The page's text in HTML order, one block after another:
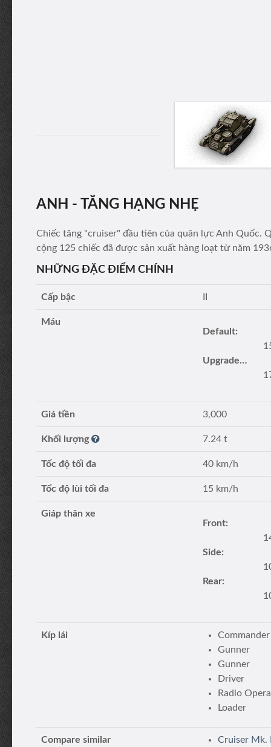
ANH - TĂNG HẠNG NHẸ
Chiếc tăng "cruiser" đầu tiên của quân lực Anh Quốc.
cộng 125 chiếc đã được sản xuất hàng loạt từ năm
NHỮNG ĐẶC ĐIỂM CHÍNH
Cấp bậc
Máu
Default:
Upgraded turret:
Giá tiền 3,000
Khối lượng 7.24 t
Tốc độ tối đa 40 km/h
Tốc độ lùi tối đa 15 km/h
Giáp thân xe
Front:
Side:
Rear:
Kíp lái
Commander
Gunner
Gunner
Driver
Radio
Loader
Compare similar
Cruiser Mk.